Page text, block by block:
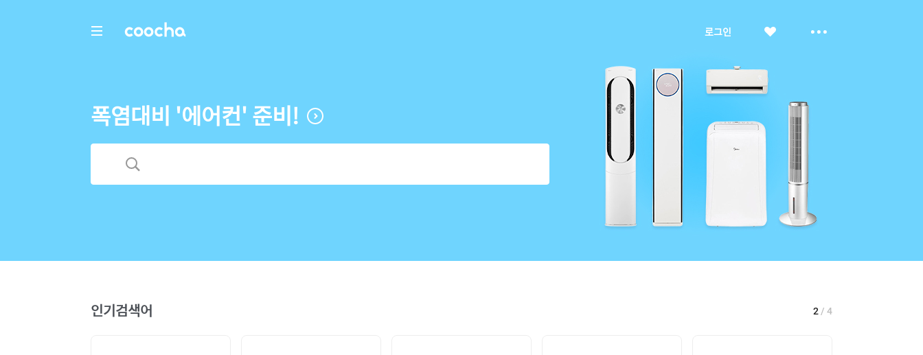
COOCHA 로그인 보
폭염대비 '에어컨' 준비!
인기검색어 2 / 4